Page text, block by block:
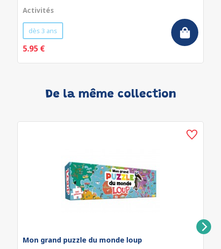
Activités
dès 3 ans
5.95 €
De la même collection
Mon grand puzzle du monde loup